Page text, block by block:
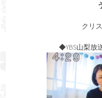
クリ
◆YBS山梨放